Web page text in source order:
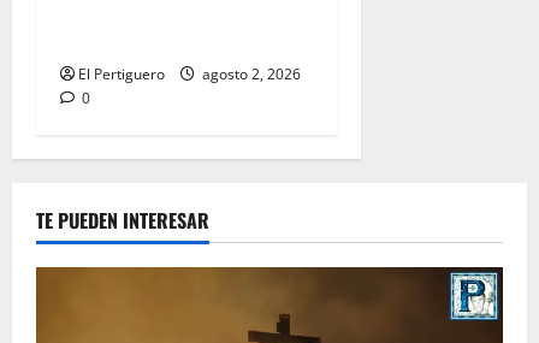
El Pertiguero
agosto 2, 2026
0
TE PUEDEN INTERESAR